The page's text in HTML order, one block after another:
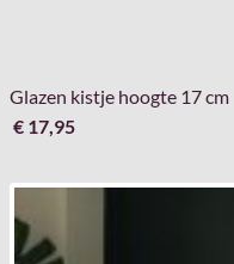
Glazen kistje hoogte 17 cm
€ 17,95